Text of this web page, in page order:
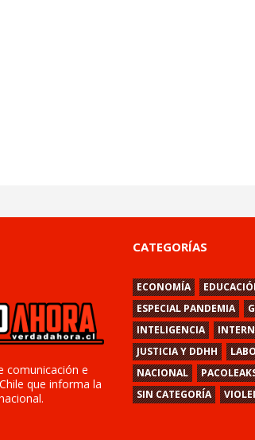
comunicación e
que informa la
CATEGORÍAS
ECONOMÍA
ESPECIAL PANDEMIA
INTELIGENCIA
JUSTICIA Y DDHH
NACIONAL
SIN CATEGORÍA